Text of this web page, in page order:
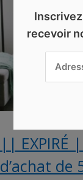
|| EXPIRÉ
d’achat de
recevoir